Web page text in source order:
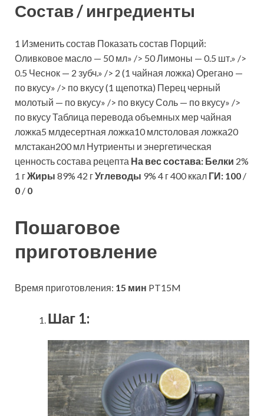
Состав / ингредиенты
1 Изменить состав Показать состав Порций:
Оливковое масло — 50 мл» /> 50 Лимоны — 0.5 шт.» />
0.5 Чеснок — 2 зубч.» /> 2 (1 чайная ложка) Орегано —
по вкусу» /> по вкусу (1 щепотка) Перец черный
молотый — по вкусу» /> по вкусу Соль — по вкусу» />
по вкусу Таблица перевода объемных мер чайная
ложка5 млдесертная ложка10 млстоловая ложка20
млстакан200 мл Нутриенты и энергетическая
ценность состава рецепта На вес состава: Белки 2%
1 гЖиры 89% 42 гУглеводы 9% 4 г 400 ккал ГИ: 100 /
0 / 0
Пошаговое
приготовление
Время приготовления: 15 мин PT15M
Шаг 1: